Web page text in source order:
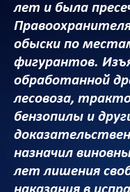
лет и была
обыски по
фигурантов.
обработанной
лесовоза,
бензопилы и
назначил
лет лишения